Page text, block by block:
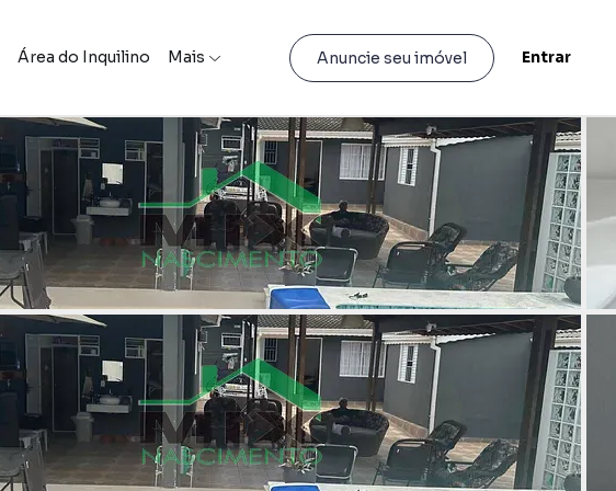
Área do Inquilino Mais Anuncie seu imóvel Entrar